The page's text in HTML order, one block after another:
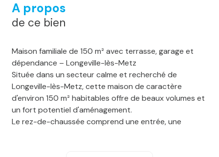
A propos
de ce bien
Maison familiale de 150 m² avec terrasse, garage et
dépendance – Longeville-lès-Metz
Située dans un secteur calme et recherché de
Longeville-lès-Metz, cette maison de caractère
d'environ 150 m² habitables offre de beaux volumes et
un fort potentiel d'aménagement.
Le rez-de-chaussée comprend une entrée, une